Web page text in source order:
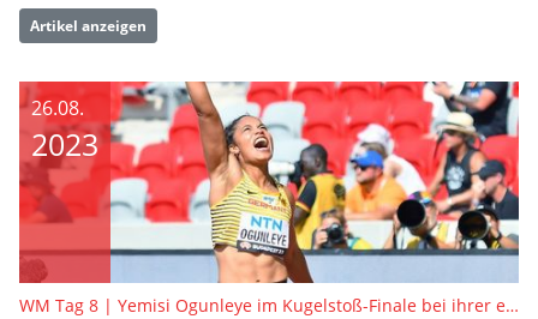
Artikel anzeigen
26.08.
2023
WM Tag 8 | Yemisi Ogunleye im Kugelstoß-Finale bei ihrer ersten WM und Carolina Krafzik in der 4x400 Meter Staffel